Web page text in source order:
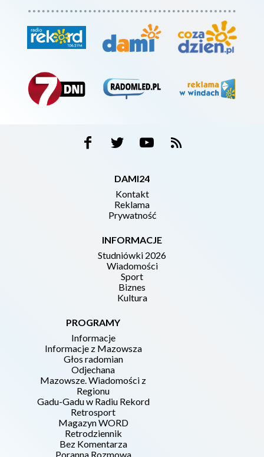
DAMI24
Kontakt
Reklama
Prywatność
INFORMACJE
Studniówki 2026
Wiadomości
Sport
Biznes
Kultura
PROGRAMY
Informacje
Informacje z Mazowsza
Głos radomian
Odjechana
Mazowsze. Wiadomości z
Regionu
Gadu-Gadu w Radiu Rekord
Retrosport
Magazyn WORD
Retrodziennik
Bez Komentarza
Poranna Rozmowa